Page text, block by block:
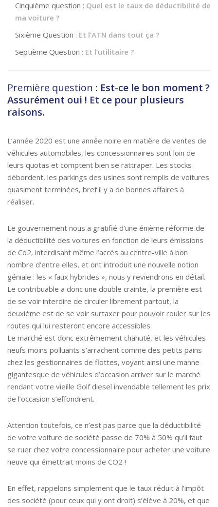
Cinquième question : Quel est le taux de déductibilité de
ma voiture ?
Sixième Question : Et l’ATN dans tout ça ?
Septième Question : Et l’utilitaire ?
Première question : Est-ce le bon moment ?
Assurément oui ! Et ce pour plusieurs
raisons.
L’année 2020 est une année noire en matière de ventes de
véhicules automobiles, les concessionnaires sont loin de
leurs quotas et comptent bien se rattraper. Les stocks
débordent, les parkings des usines sont remplis de voitures
quasiment terminées, bref il y a de bonnes affaires à
réaliser.
Le gouvernement nous a gratifié d’une énième réforme de
la déductibilité des voitures en fonction de leurs émissions
de Co2, interdisant même l’accès au centre-ville à bon
nombre d’entre elles, et ont introduit une nouvelle notion
géniale : les « faux hybrides », nous y reviendrons en détail.
Le contribuable a donc une double crainte, la première est
de se voir interdire de circuler librement partout, la
deuxième est de se voir surtaxer pour pouvoir rouler sur les
routes qui lui resteront encore accessibles.
Le marché est donc extrêmement chahuté, et les véhicules
neufs moins polluants s’arrachent comme des petits pains
chez les gestionnaires de flottes, voyant ainsi une manne
gigantesque de véhicules d’occasion arriver sur le marché
rendant votre vieille Golf diesel invendable tellement les prix
de l’occasion s’effondrent.
Attention toutefois, ce n’est pas parce que la déductibilité
de votre voiture de société passe de 70% à 50% qu’il faut
se ruer chez votre concessionnaire pour acheter une voiture
neuve qui émettrait moins de CO2 !
En effet, rappelons simplement que le taux réduit à l’impôt
des société (pour ceux qui y ont droit) s’élève à 20%, et que